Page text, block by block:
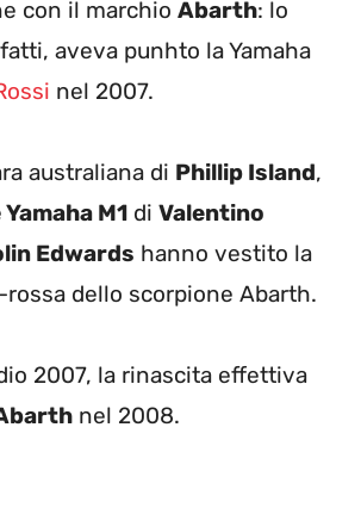
con il marchio Abarth: lo
aveva punhto la Yamaha
nel 2007.
australiana di Phillip Island,
Yamaha M1 di Valentino
Edwards hanno vestito la
dello scorpione Abarth.
2007, la rinascita effettiva
nel 2008.